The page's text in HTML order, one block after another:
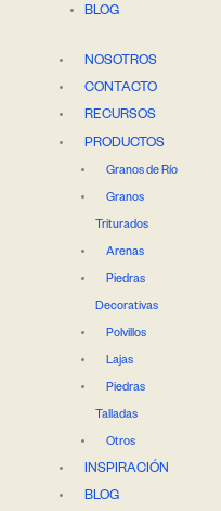
BLOG
NOSOTROS
CONTACTO
RECURSOS
PRODUCTOS
Granos de Río
Granos
Triturados
Arenas
Piedras
Decorativas
Polvillos
Lajas
Piedras
Talladas
Otros
INSPIRACIÓN
BLOG